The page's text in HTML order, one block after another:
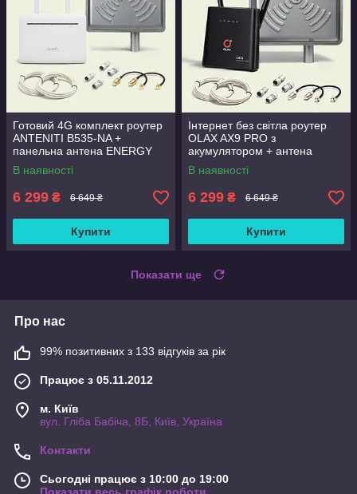
Готовий 4G комплект роутер
ANTENITI B535-NA +
панельна антена ENERGY
MIMO 2×24 дБ
В наявності
6 299 ₴ 6 649 ₴
Купити
Інтернет без світла роутер
OLAX AX9 PRO з
акумулятором + антена
Energy 24 дБ (1700-2700
мГц)
В наявності
6 299 ₴ 6 649 ₴
Купити
Показати ще
Про нас
99% позитивних з 133 відгуків за рік
Працює з 05.11.2012
м. Київ
вул. Гліба Бабіча, 8Б, Київ, Україна
Контакти
Сьогодні працює з 10:00 до 19:00